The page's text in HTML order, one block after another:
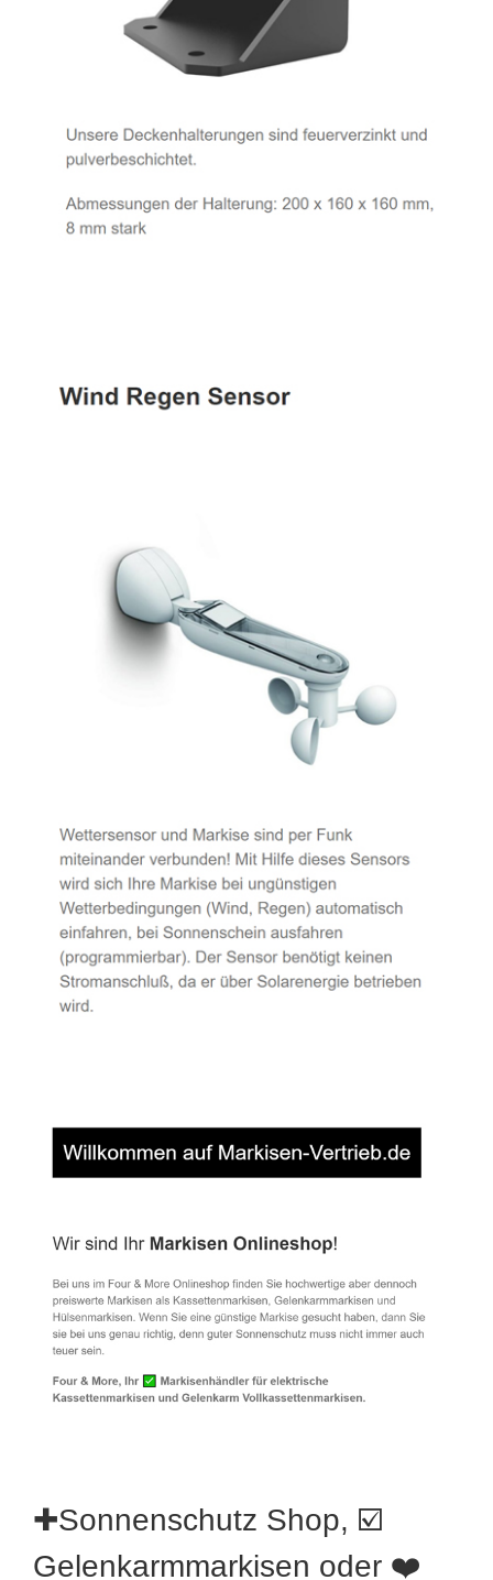
✚Sonnenschutz Shop, ☑️
Gelenkarmmarkisen oder ❤️